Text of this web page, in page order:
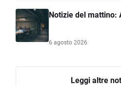
Notizie del mattino:
6 agosto 2026
Leggi altre